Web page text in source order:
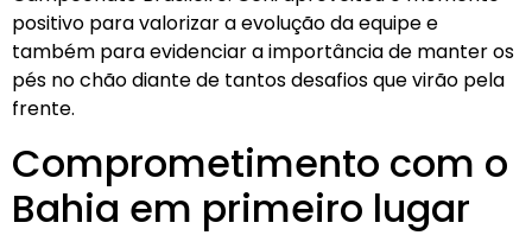
positivo para valorizar a evolução da equipe e
também para evidenciar a importância de manter os
pés no chão diante de tantos desafios que virão pela
frente.
Comprometimento com o
Bahia em primeiro lugar